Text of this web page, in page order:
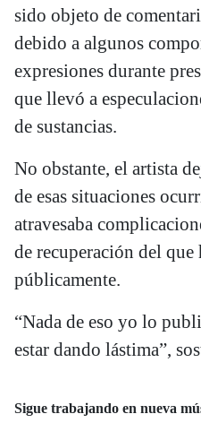
sido objeto de
debido a algunos
expresiones durante
que llevó a
de sustancias.
No obstante, el artista
de esas situaciones
atravesaba
de recuperación del
públicamente.
“Nada de eso yo lo
estar dando lástima”,
Sigue trabajando en nueva